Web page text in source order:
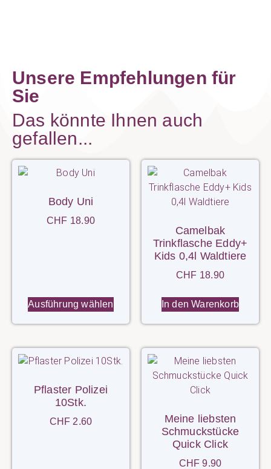
Unsere Empfehlungen für
Sie
Das könnte Ihnen auch
gefallen...
Body Uni
CHF 18.90
Ausführung wählen
Camelbak
Trinkflasche Eddy+
Kids 0,4l Waldtiere
CHF 18.90
In den Warenkorb
Pflaster Polizei
10Stk.
CHF 2.60
Meine liebsten
Schmuckstücke
Quick Click
CHF 9.90